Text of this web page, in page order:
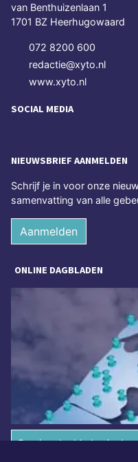
van Benthuizenlaan 1
1701 BZ Heerhugowaard
072 8200 600
redactie@xyto.nl
www.xyto.nl
SOCIAL MEDIA
NIEUWSBRIEF AANMELDEN
Schrijf je in voor onze
samenvatting van alle
Aanmelden
ONLINE DAGBLADEN
Overige dagbladen in de